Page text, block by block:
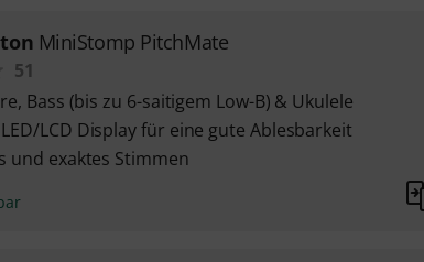
MiniStomp PitchMate
51
Bass (bis zu 6-saitigem Low-B) & Ukulele
LCD Display für eine gute Ablesbarkeit
und exaktes Stimmen